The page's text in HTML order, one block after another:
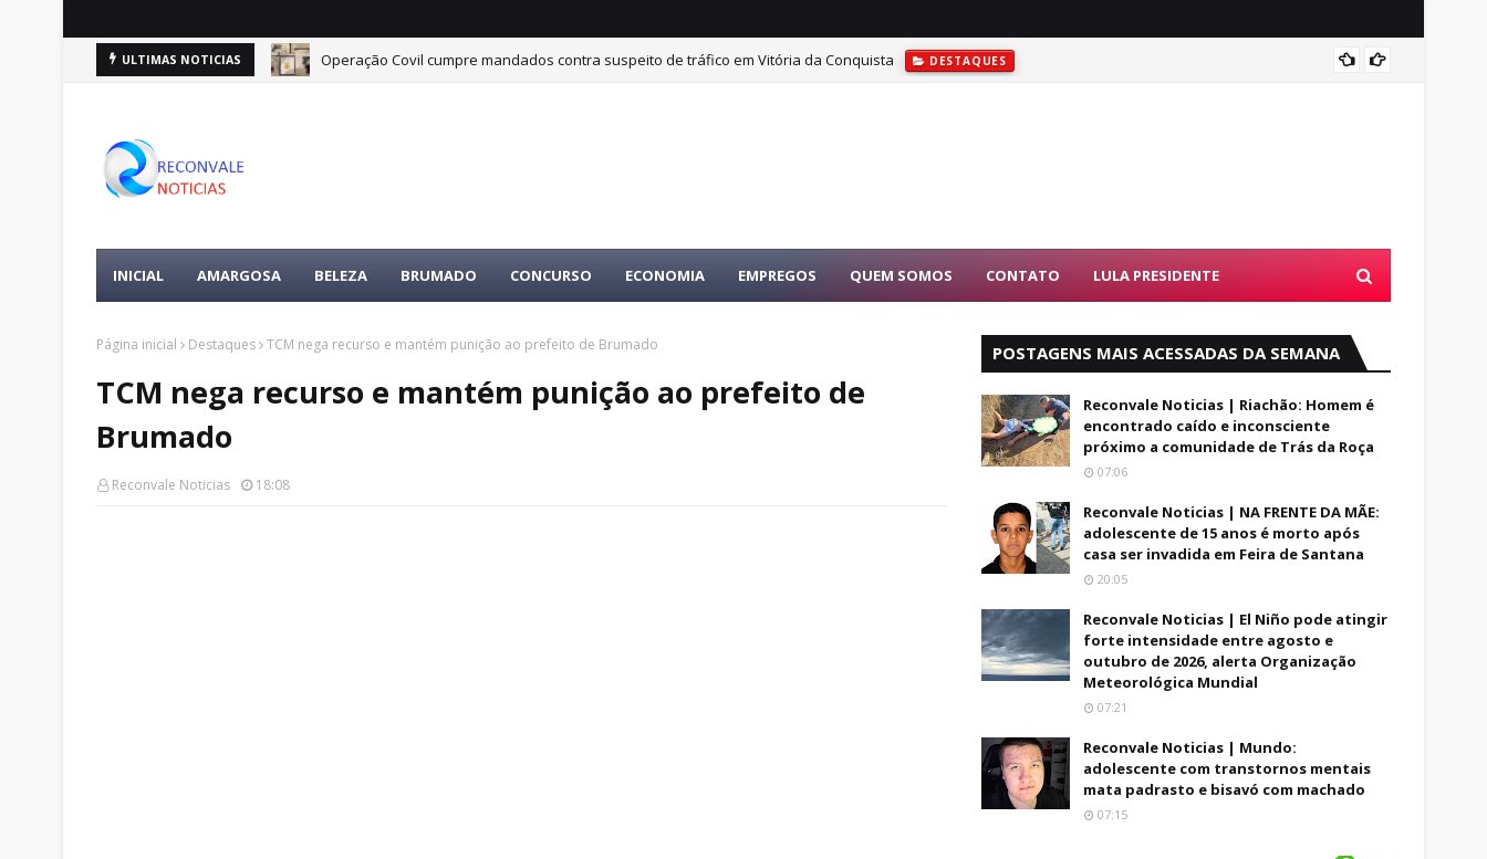
ULTIMAS NOTICIAS Operação Covil cumpre mandados contra suspeito de tráfico em Vitória da Conquista DESTAQUES
INICIAL AMARGOSA BELEZA BRUMADO CONCURSO ECONOMIA EMPREGOS QUEM SOMOS CONTATO LULA PRESIDENTE
Página inicial Destaques TCM nega recurso e mantém punição ao prefeito de Brumado
TCM nega recurso e mantém punição ao prefeito de
Brumado
Reconvale Noticias 18:08
POSTAGENS MAIS ACESSADAS DA SEMANA
Reconvale Noticias | Riachão: Homem é
encontrado caído e inconsciente
próximo a comunidade de Trás da Roça
07:06
Reconvale Noticias | NA FRENTE DA MÃE:
adolescente de 15 anos é morto após
casa ser invadida em Feira de Santana
20:05
Reconvale Noticias | El Niño pode atingir
forte intensidade entre agosto e
outubro de 2026, alerta Organização
Meteorológica Mundial
07:21
Reconvale Noticias | Mundo:
adolescente com transtornos mentais
mata padrasto e bisavó com machado
07:15